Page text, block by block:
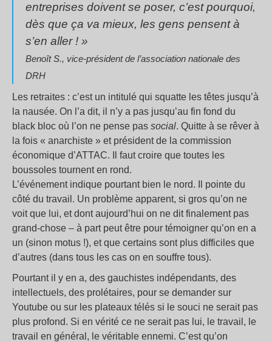
entreprises doivent se poser, c’est pourquoi,
dès que ça va mieux, les gens pensent à
s’en aller ! »
Benoît S., vice-président de l’association nationale des
DRH
Les retraites : c’est un intitulé qui squatte les têtes jusqu’à
la nausée. On l’a dit, il n’y a pas jusqu’au fin fond du
black bloc où l’on ne pense pas social. Quitte à se rêver à
la fois « anarchiste » et président de la commission
économique d’ATTAC. Il faut croire que toutes les
boussoles tournent en rond.
L’événement indique pourtant bien le nord. Il pointe du
côté du travail. Un problème apparent, si gros qu’on ne
voit que lui, et dont aujourd’hui on ne dit finalement pas
grand-chose – à part peut être pour témoigner qu’on en a
un (sinon motus !), et que certains sont plus difficiles que
d’autres (dans tous les cas on en souffre tous).
Pourtant il y en a, des gauchistes indépendants, des
intellectuels, des prolétaires, pour se demander sur
Youtube ou sur les plateaux télés si le souci ne serait pas
plus profond. Si en vérité ce ne serait pas lui, le travail, le
travail en général, le véritable ennemi. C’est qu’on